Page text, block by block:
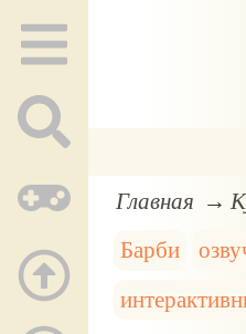
Главная
Барби